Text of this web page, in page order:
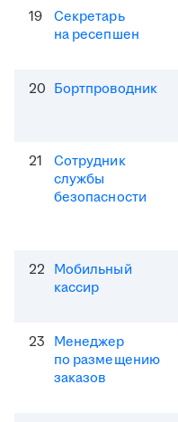
19
Секретарь
на ресепшен
20 Бортпроводник
21
Сотрудник
службы
безопасности
22 Мобильный
кассир
23 Менеджер
по размещению
заказов